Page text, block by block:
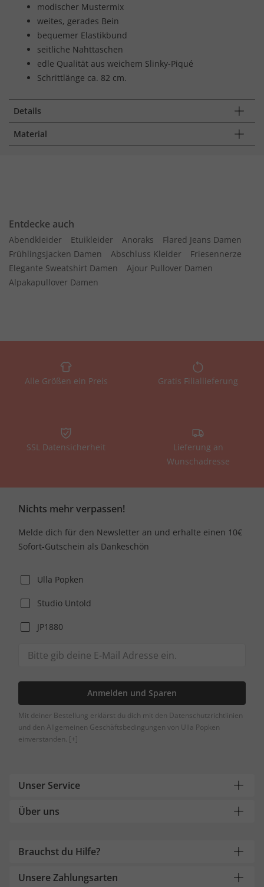
modischer Mustermix
weites, gerades Bein
bequemer Elastikbund
seitliche Nahttaschen
edle Qualität aus weichem Slinky-Piqué
Schrittlänge ca. 82 cm.
Details
Material
Entdecke auch
Abendkleider Etuikleider Anoraks
Flared Jeans Damen
Frühlingsjacken Damen
Abschluss Kleider
Friesennerze
Elegante Sweatshirt Damen
Ajour Pullover Damen
Alpakapullover Damen
Alle Größen ein Preis Gratis Filiallieferung
SSL Datensicherheit
Lieferung an
Wunschadresse
Nichts mehr verpassen!
Melde dich für den Newsletter an und erhalte einen 10€
Sofort-Gutschein als Dankeschön
Ulla Popken
Studio Untold
JP1880
Anmelden und Sparen
Mit deiner Bestellung erklärst du dich mit den Datenschutzrichtlinien
und den Allgemeinen Geschäftsbedingungen von Ulla Popken
einverstanden. [+]
Unser Service
Über uns
Brauchst du Hilfe?
Unsere Zahlungsarten